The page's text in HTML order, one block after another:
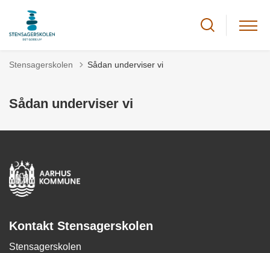
Stensagerskolen Sådan underviser vi
Sådan underviser vi
Kontakt Stensagerskolen
Stensagerskolen